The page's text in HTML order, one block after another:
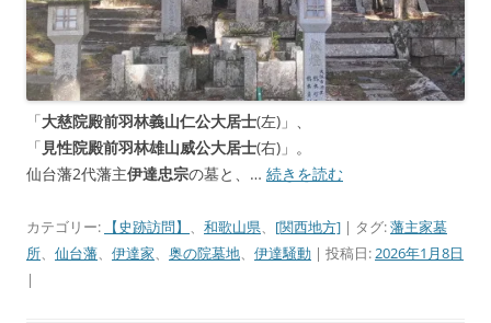
「大慈院殿前羽林義山仁公大居士(左)」、
「見性院殿前羽林雄山威公大居士(右)」。
仙台藩2代藩主伊達忠宗の墓と、… 続きを読む
カテゴリー: 【史跡訪問】 、 和歌山県、 [関西地方] | タグ:藩主家墓
所、 仙台藩、 伊達家、 奥の院墓地、 伊達騒動 | 投稿日:2026年1月8日
|